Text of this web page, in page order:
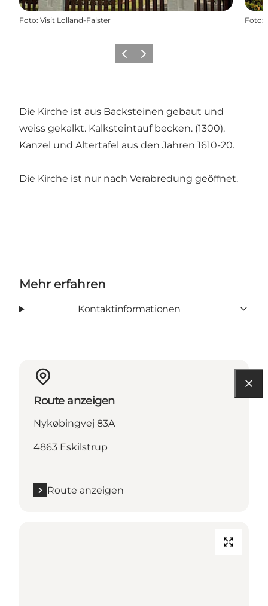
Foto: Visit Lolland-Falster Foto:
ZurückWeiter
Die Kirche ist aus Backsteinen gebaut und
weiss gekalkt. Kalksteintauf becken. (1300).
Kanzel und Altertafel aus den Jahren 1610-20.
Die Kirche ist nur nach Verabredung geöffnet.
Mehr erfahren
Kontaktinformationen
Route anzeigen
Nykøbingvej 83A
4863 Eskilstrup
Route anzeigen